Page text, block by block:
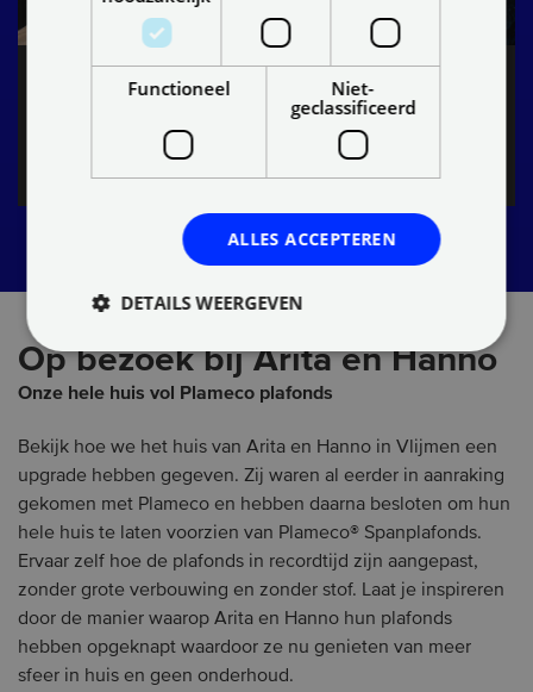
Vrijblijvend persoonlijk advies thuis
Maak hier een persoonlijke afspraak
Op bezoek bij Arita en Hanno
Onze hele huis vol Plameco plafonds
Bekijk hoe we het huis van Arita en Hanno in Vlijmen een
upgrade hebben gegeven. Zij waren al eerder in aanraking
gekomen met Plameco en hebben daarna besloten om hun
hele huis te laten voorzien van Plameco® Spanplafonds.
Ervaar zelf hoe de plafonds in recordtijd zijn aangepast,
zonder grote verbouwing en zonder stof. Laat je inspireren
door de manier waarop Arita en Hanno hun plafonds
hebben opgeknapt waardoor ze nu genieten van meer
sfeer in huis en geen onderhoud.
Functioneel
Niet-
geclassificeerd
ALLES ACCEPTEREN
DETAILS WEERGEVEN